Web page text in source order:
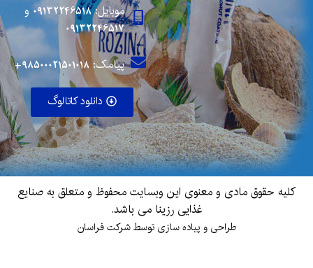
موبایل:09132246518 و
09132246517
پیامک: 98500021501018+
دانلود کاتالوگ
کلیه حقوق مادی و معنوی این وبسایت محفوظ و متعلق به صنایع
غذایی رزینا می باشد.
طراحی و پیاده سازی توسط شرکت فراسان